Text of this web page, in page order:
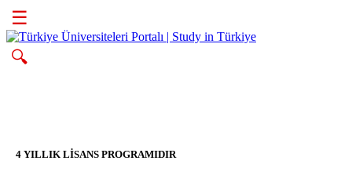
☰
🔍
4 YILLIK LİSANS PROGRAMIDIR